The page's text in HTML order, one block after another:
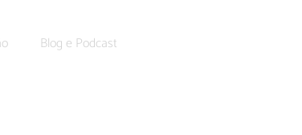
Blog e Podcast